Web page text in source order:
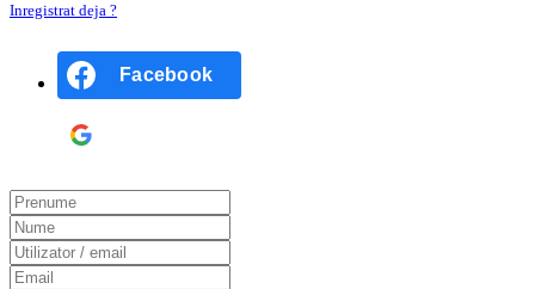
Inregistrat deja ?
Facebook